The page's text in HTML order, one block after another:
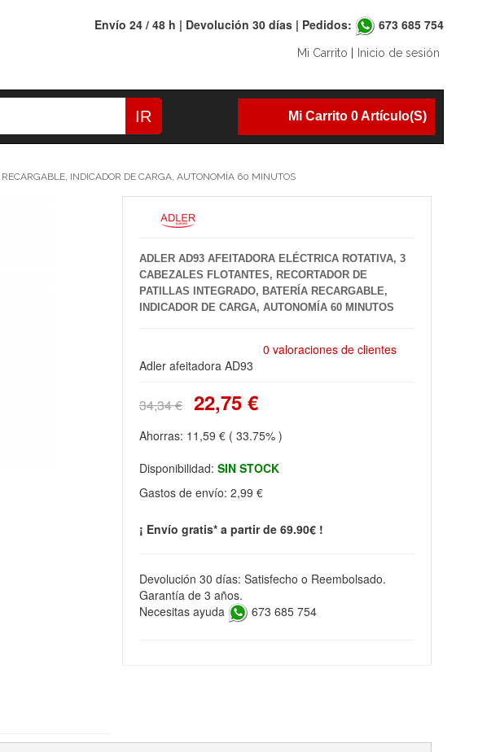
Envío 24 / 48 h | Devolución 30 días | Pedidos: 673 685 754
Mi Carrito Inicio de sesión
Mi Carrito 0 Artículo(s)
IR
INDICADOR DE CARGA, AUTONOMÍA 60 MINUTOS
ADLER AD93 AFEITADORA ELÉCTRICA ROTATIVA, 3
CABEZALES FLOTANTES, RECORTADOR DE
PATILLAS INTEGRADO, BATERÍA RECARGABLE,
INDICADOR DE CARGA, AUTONOMÍA 60 MINUTOS
0 valoraciones de clientes
Adler afeitadora AD93
34,34 € 22,75 €
Ahorras: 11,59 € ( 33.75% )
Disponibilidad: SIN STOCK
Gastos de envío: 2,99 €
¡ Envío gratis* a partir de 69.90€ !
Devolución 30 días: Satisfecho o Reembolsado.
Garantía de 3 años.
Necesitas ayuda
673 685 754